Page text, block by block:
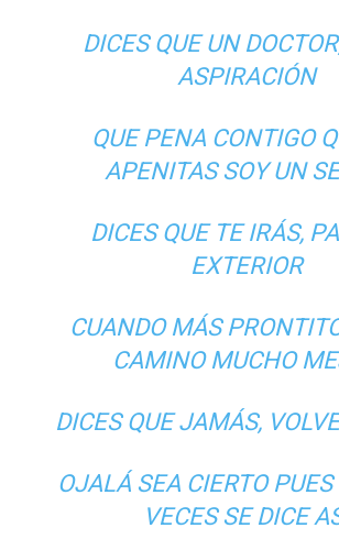
DICES QUE UN
ASPIRACIÓN
QUE PENA CONTIGO
APENITAS SOY UN
DICES QUE TE IRÁS,
EXTERIOR
CUANDO MÁS
CAMINO MUCHO
DICES QUE JAMÁS,
OJALÁ SEA CIERTO
VECES SE DICE